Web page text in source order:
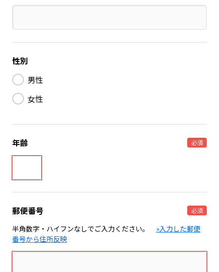
性別
男性
女性
年齢 必須
郵便番号 必須
半角数字・ハイフンなしでご入力ください。 »入力した郵便
番号から住所反映